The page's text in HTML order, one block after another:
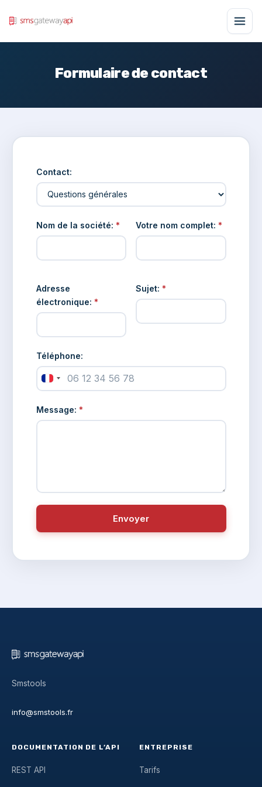
Formulaire de contact
Contact:
Nom de la société: * Votre nom complet: *
Adresse
électronique: *
Sujet: *
Téléphone:
Message: *
Envoyer
Smstools
info@smstools.fr
DOCUMENTATION DE L’API
REST API
ENTREPRISE
Tarifs